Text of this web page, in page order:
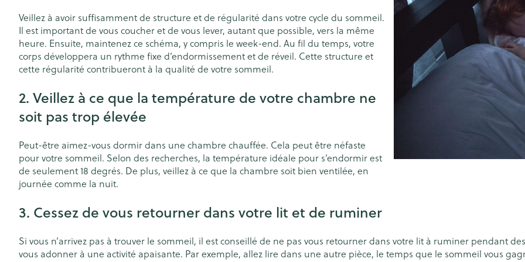
Soins des cheveux
Afficher plus
Bouche sèche
Accessoires interdentaires -
fil dentaire
Prothèses dentaires
Spray
Yeux
Lavage
Collyre
Crème - gel
Pieds et jambes
Ongles
Protection
Afficher plus
Naturopathie
Afficher le sous-menu pour la catégorie Naturopathie
Huiles végétales
Homéopathie
Soins à domicile et
premiers soins
Afficher le sous-menu pour la catégorie Soins à domicile et premiers soins
Soins à domicile
Piles
Soins des plaies
Gants
Afficher plus
Premiers
Podologie
Cold - Hot
chaud/froid
Boîtes à
Dispositifs
Afficher
Aérosolthérapie et
appareils aérosol
Diabète
Glucomètre
Bandelettes de test et
Poche
Plaque
Animaux et insectes
Afficher le sous-menu pour la catégorie Animaux et insectes
Pigeons et
Griffes et sabots Muscles et articulations Humeur et
Oreilles Yeux
Afficher le sous-menu pour la catégorie Médicaments
Peau
Désinfecter
Anti-prurigneux
Yeux
Antiallergiques et anti-
inflammatoires
Glaucome
Afficher plus
Nez
Tablettes
Sprays -
Jambes lourdes
Tablettes
Crème, gel et spray
Coeur et système
Veillez à avoir suffisamment de structure et de régularité dans votre cycle du sommeil.
Il est important de vous coucher et de vous lever, autant que possible, vers la même
heure. Ensuite, maintenez ce schéma, y compris le week-end. Au fil du temps, votre
corps développera un rythme fixe d’endormissement et de réveil. Cette structure et
cette régularité contribueront à la qualité de votre sommeil.
2. Veillez à ce que la température de votre chambre ne
soit pas trop élevée
Peut-être aimez-vous dormir dans une chambre chauffée. Cela peut être néfaste
pour votre sommeil. Selon des recherches, la température idéale pour s’endormir est
de seulement 18 degrés. De plus, veillez à ce que la chambre soit bien ventilée, en
journée comme la nuit.
3. Cessez de vous retourner dans votre lit et de ruminer
Si vous n’arrivez pas à trouver le sommeil, il est conseillé de ne pas vous retourner dans votre lit à ruminer pendant
vous adonner à une activité apaisante. Par exemple, allez lire dans une autre pièce, le temps que le sommeil vous